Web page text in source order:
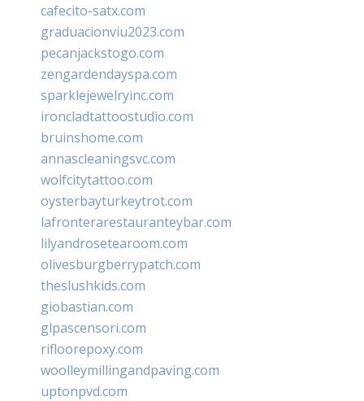
cafecito-satx.com
graduacionviu2023.com
pecanjackstogo.com
zengardendayspa.com
sparklejewelryinc.com
ironcladtattoostudio.com
bruinshome.com
annascleaningsvc.com
wolfcitytattoo.com
oysterbayturkeytrot.com
lafronterarestauranteybar.com
lilyandrosetearoom.com
olivesburgberrypatch.com
theslushkids.com
giobastian.com
glpascensori.com
rifloorepoxy.com
woolleymillingandpaving.com
uptonpvd.com